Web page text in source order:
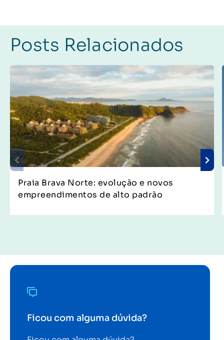
Posts Relacionados
Praia Brava Norte: evolução e novos
empreendimentos de alto padrão
Ficou com alguma dúvida?